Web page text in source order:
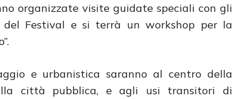
organizzate visite guidate speciali con gli
Festival e si terrà un workshop per la
e urbanistica saranno al centro della
città pubblica, e agli usi transitori di